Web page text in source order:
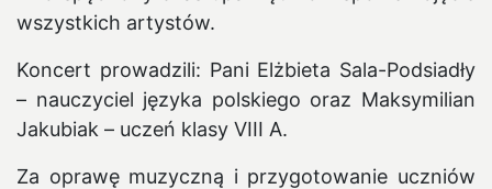
wszystkich artystów.
Koncert prowadzili: Pani Elżbieta Sala-Podsiadły
– nauczyciel języka polskiego oraz Maksymilian
Jakubiak – uczeń klasy VIII A.
Za oprawę muzyczną i przygotowanie uczniów